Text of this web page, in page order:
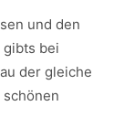
und den
gibts bei
der gleiche